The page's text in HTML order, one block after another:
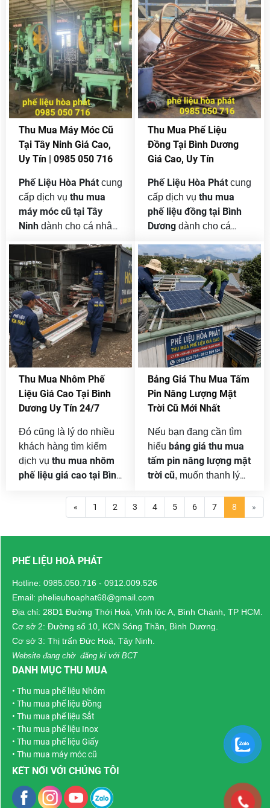
công trình xây dựng,
nhà máy sản xuất, cửa
hàng điện nước và các
đơn vị thanh lý vật tư
cũ. Đồng vàng tuy
không có giá trị cao
bằng đồng đỏ nhưng lại
là loại phế liệu kim loại
màu được thu mua liên
tục vì có khả năng tái
chế tốt, ứng dụng rộng
và luôn có đầu ra ổn
định.
xưởng sản xuất, công ty
cơ khí, xí nghiệp chế
biến, kho bãi và khu
công nghiệp hoạt động
liên tục mỗi ngày. Chính
vì vậy, sau một thời gian
sử dụng, nhu cầuthanh
lý máy móc cũ, dây
chuyền sản xuất cũ,
thiết bị nhà xưởng hư
hỏng hoặc không còn
phù hợp ngày càng
tăng cao.
Thu Mua Máy Móc Cũ
Tại Tây Ninh Giá Cao,
Uy Tín | 0985 050 716
Phế Liệu Hòa Phát cung
cấp dịch vụ thu mua
máy móc cũ tại Tây
Ninh dành cho cá nhân,
máy và doanh nghiệp
trong các khu công
nghiệp. Chúng tôi nhận
mua từ một thiết bị riêng
lẻ đến nguyên lô máy
sản xuất, dây chuyền
công nghiệp hoặc toàn
bộ tài sản cần thanh lý
khi chuyển địa điểm,
thay đổi công nghệ, thu
hẹp quy mô hay giải thể
nhà xưởng.
Thu Mua Phế Liệu
Đồng Tại Bình Dương
Giá Cao, Uy Tín
Phế Liệu Hòa Phát cung
cấp dịch vụ thu mua
phế liệu đồng tại Bình
Dương dành cho cá
hàng, nhà xưởng, công
ty và doanh nghiệp.
Chúng tôi nhận thu mua
từ số lượng nhỏ đến
những lô đồng công
nghiệp số lượng lớn, hỗ
trợ khảo sát tận nơi,
báo giá theo từng
chủng loại và tổ chức
vận chuyển nhanh
chóng.
Thu Mua Nhôm Phế
Liệu Giá Cao Tại Bình
Dương Uy Tín 24/7
Đó cũng là lý do nhiều
khách hàng tìm kiếm
dịch vụ thu mua nhôm
phế liệu giá cao tại Bình
định thanh lý. Việc tham
khảo thông tin về chủng
trình thu mua sẽ giúp
dịch, đồng thời tối ưu
giá trị của lượng phế
liệu đang có.
Bảng Giá Thu Mua Tấm
Pin Năng Lượng Mặt
Trời Cũ Mới Nhất
Nếu bạn đang cần tìm
hiểu bảng giá thu mua
tấm pin năng lượng mặt
trời cũ, muốn thanh lý
áp mái, hệ thống tại nhà
xưởng hoặc công trình
« 1 2 3 4 5 6 7 8 »
PHẾ LIỆU HOÀ PHÁT
Hotline: 0985.050.716 - 0912.009.526
Email: phelieuhoaphat68@gmail.com
Địa chỉ: 28D1 Đường Thới Hoà, Vĩnh lộc A, Bình Chánh, TP HCM.
Cơ sở 2: Đường số 10, KCN Sóng Thần, Bình Dương.
Cơ sở 3: Thị trấn Đức Hoà, Tây Ninh.
Website đang chờ đăng kí với BCT
DANH MỤC THU MUA
• Thu mua phế liệu Nhôm
• Thu mua phế liệu Đồng
• Thu mua phế liệu Sắt
• Thu mua phế liệu Inox
• Thu mua phế liệu Giấy
• Thu mua máy móc cũ
KẾT NỐI VỚI CHÚNG TÔI